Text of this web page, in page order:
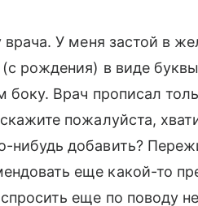
У меня застой в
рождения) в виде
боку. Врач прописал
пожалуйста,
добавить?
еще какой-то
еще по поводу